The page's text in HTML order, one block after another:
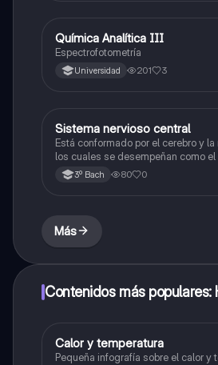
Química
Química Analítica III
Espectrofotometría
Universidad 201 3
Química
Sistema nervioso central
Está conformado por el cerebro y
los cuales se desempeñan como
procesamiento" principal para todo
nervioso y controlan todas las
3º Bach 80 0
Más
Contenidos más populares:
Física
Calor y temperatura
Pequeña infografía sobre el calor y